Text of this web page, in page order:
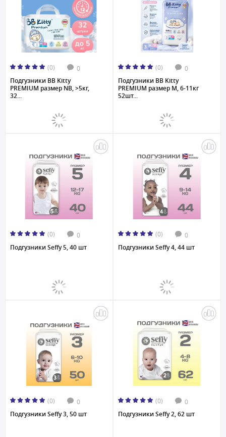
(0) 0
Подгузники BB Kitty
PREMIUM размер NB, >5кг,
32...
(0) 0
Подгузники BB Kitty
PREMIUM размер M, 6-11кг
52шт...
(0) 0
Подгузники Seffy 5, 40 шт
(0) 0
Подгузники Seffy 4, 44 шт
(0) 0
Подгузники Seffy 3, 50 шт
(0) 0
Подгузники Seffy 2, 62 шт